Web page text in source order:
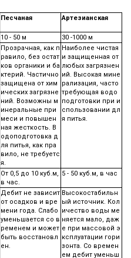
Песчаная Артезианская
10 - 50 м
30 -1000 м
Прозрачная, как п
равило, без остат
ков органики и ба
ктерий. Частично
защищена от хим
ических загрязне
ний. Возможны м
инеральные при
меси и повышен
ная жесткость. В
одоподготовка д
ля питья, как пра
вило, не требуетс
я.
Наиболее чистая
и защищенная от
любых загрязнен
ий. Высокая мине
рализация, часто
требующая водо
подготовки при и
спользовании дл
я питья.
От 0,5 до 10 куб.м,
в час.
5 - 50 куб.м, в час
Дебит не зависит
от осадков и вре
мени года. Слабо
уменьшается со в
ременем и может
быть восстановл
ен.
Высокостабильн
ый источник. Кол
ичество воды ме
няется мало, даж
е при массовой э
ксплуатации гори
зонта. Со времен
ем дебит уменьш